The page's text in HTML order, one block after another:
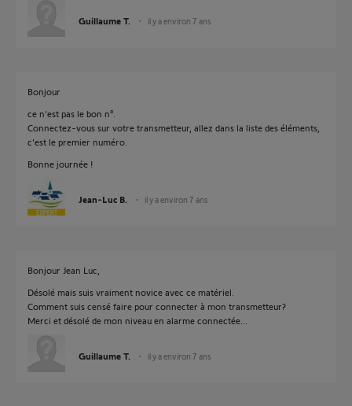
Guillaume T. il y a environ 7 ans
Bonjour
ce n'est pas le bon n°.
Connectez-vous sur votre transmetteur, allez dans la liste des éléments,
c'est le premier numéro.
Bonne journée !
Jean-Luc B. il y a environ 7 ans
Bonjour Jean Luc,
Désolé mais suis vraiment novice avec ce matériel.
Comment suis censé faire pour connecter à mon transmetteur?
Merci et désolé de mon niveau en alarme connectée...
Guillaume T. il y a environ 7 ans